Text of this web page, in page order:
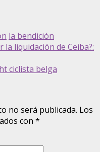
la bendición
la liquidación de Ceiba?:
ciclista belga
no será publicada. Los
con *